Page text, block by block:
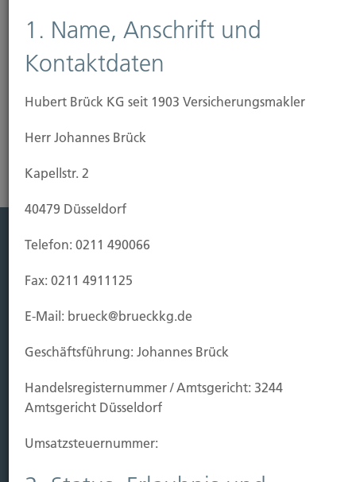
Leben
Vorsorgen
Kauf Grundstück
Baubeginn
Schaden
1. Name, Anschrift und
Kontaktdaten
Hubert Brück KG seit 1903 Versicherungsmakler
Herr Johannes Brück
Kapellstr. 2
40479 Düsseldorf
Telefon: 0211 490066
Fax: 0211 4911125
E-Mail: brueck@brueckkg.de
Geschäftsführung: Johannes Brück
Handels­registernummer / Amtsgericht: 3244
Amtsgericht Düsseldorf
Umsatzsteuer­nummer: